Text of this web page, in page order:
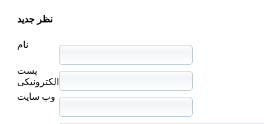
نظر جدید
نام
پست
الکترونیکی
وب سایت